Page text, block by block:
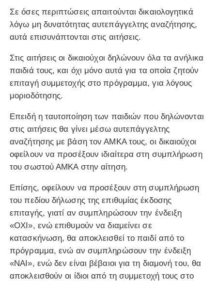
Σε όσες περιπτώσεις απαιτούνται δικαιολογητικά
λόγω μη δυνατότητας αυτεπάγγελτης αναζήτησης,
αυτά επισυνάπτονται στις αιτήσεις.
Στις αιτήσεις οι δικαιούχοι δηλώνουν όλα τα ανήλικα
παιδιά τους, και όχι μόνο αυτά για τα οποία ζητούν
επιταγή συμμετοχής στο πρόγραμμα, για λόγους
μοριοδότησης.
Επειδή η ταυτοποίηση των παιδιών που δηλώνονται
στις αιτήσεις θα γίνει μέσω αυτεπάγγελτης
αναζήτησης με βάση τον ΑΜΚΑ τους, οι δικαιούχοι
οφείλουν να προσέξουν ιδιαίτερα στη συμπλήρωση
του σωστού ΑΜΚΑ στην αίτηση.
Επίσης, οφείλουν να προσέξουν στη συμπλήρωση
του πεδίου δήλωσης της επιθυμίας έκδοσης
επιταγής, γιατί αν συμπληρώσουν την ένδειξη
«ΟΧΙ», ενώ επιθυμούν να διαμείνει σε
κατασκήνωση, θα αποκλεισθεί το παιδί από το
πρόγραμμα, ενώ αν συμπληρώσουν την ένδειξη
«ΝΑΙ», ενώ δεν είναι βέβαιοι για τη διαμονή του, θα
αποκλεισθούν οι ίδιοι από τη συμμετοχή τους στο